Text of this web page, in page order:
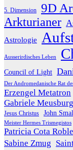
5. Dimension 9D
Arkturianer
Astrologie
Ausserirdisches Leben
Council of Light
Der Andromedanische Rat
Erzengel Metatron
Gabriele
Jesus Christus John
Meister Hermes Trismegistos
Patricia Cota
Sabine Zmug